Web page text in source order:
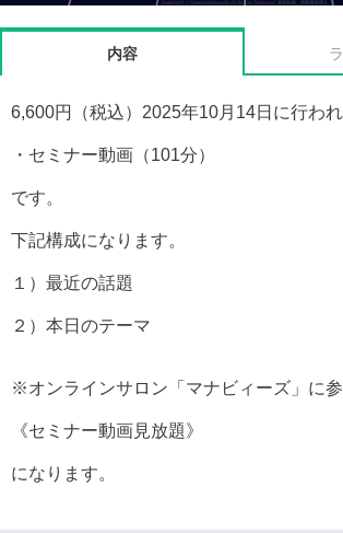
内容
6,600円（税込）2025年10月14日に行わ
・セミナー動画（101分）
です。
下記構成になります。
１）最近の話題
２）本日のテーマ
※オンラインサロン「マナビィーズ」に
《セミナー動画見放題》
になります。